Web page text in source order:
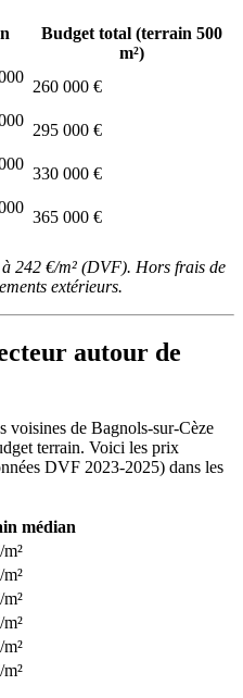
Budget total (terrain 500
m²)
260 000 €
295 000 €
330 000 €
365 000 €
242 €/m² (DVF). Hors frais de
extérieurs.
autour de
voisines de Bagnols-sur-Cèze
terrain. Voici les prix
DVF 2023-2025) dans les
médian